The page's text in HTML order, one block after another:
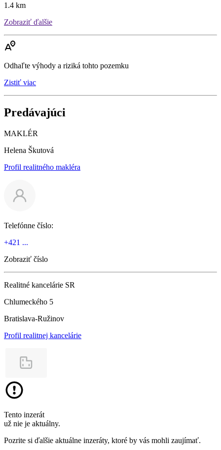
1.4 km
Zobraziť ďalšie
Odhaľte výhody a riziká tohto pozemku
Zistiť viac
Predávajúci
MAKLÉR
Helena Škutová
Profil realitného makléra
Telefónne číslo:
+421 ...
Zobraziť číslo
Realitné kancelárie SR
Chlumeckého 5
Bratislava-Ružinov
Profil realitnej kancelárie
Tento inzerát
už nie je aktuálny.
Pozrite si ďalšie aktuálne inzeráty, ktoré by vás mohli zaujímať.